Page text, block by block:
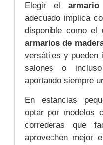
Elegir el
adecuado implica
disponible como
armarios de
versátiles y pueden
salones o
aportando siempre
En estancias
optar por modelos
correderas que
aprovechen mejor